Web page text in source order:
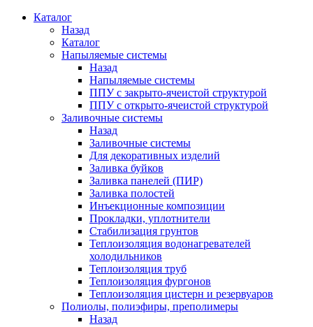
Каталог
Назад
Каталог
Напыляемые системы
Назад
Напыляемые системы
ППУ с закрыто-ячеистой структурой
ППУ с открыто-ячеистой структурой
Заливочные системы
Назад
Заливочные системы
Для декоративных изделий
Заливка буйков
Заливка панелей (ПИР)
Заливка полостей
Инъекционные композиции
Прокладки, уплотнители
Стабилизация грунтов
Теплоизоляция водонагревателей
холодильников
Теплоизоляция труб
Теплоизоляция фургонов
Теплоизоляция цистерн и резервуаров
Полиолы, полиэфиры, преполимеры
Назад